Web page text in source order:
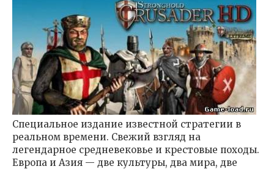
Специальное издание известной стратегии в
реальном времени. Свежий взгляд на
легендарное средневековье и крестовые походы.
Европа и Азия — две культуры, два мира, две